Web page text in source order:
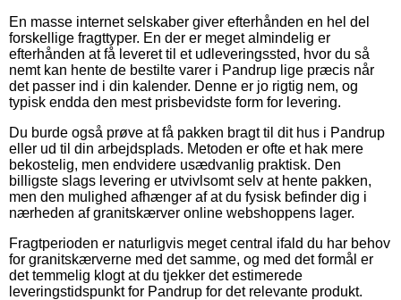
En masse internet selskaber giver efterhånden en hel del
forskellige fragttyper. En der er meget almindelig er
efterhånden at få leveret til et udleveringssted, hvor du så
nemt kan hente de bestilte varer i Pandrup lige præcis når
det passer ind i din kalender. Denne er jo rigtig nem, og
typisk endda den mest prisbevidste form for levering.
Du burde også prøve at få pakken bragt til dit hus i Pandrup
eller ud til din arbejdsplads. Metoden er ofte et hak mere
bekostelig, men endvidere usædvanlig praktisk. Den
billigste slags levering er utvivlsomt selv at hente pakken,
men den mulighed afhænger af at du fysisk befinder dig i
nærheden af granitskærver online webshoppens lager.
Fragtperioden er naturligvis meget central ifald du har behov
for granitskærverne med det samme, og med det formål er
det temmelig klogt at du tjekker det estimerede
leveringstidspunkt for Pandrup for det relevante produkt.